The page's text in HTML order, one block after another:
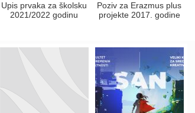
Upis prvaka za školsku
2021/2022 godinu
Poziv za Erazmus plus
projekte 2017. godine